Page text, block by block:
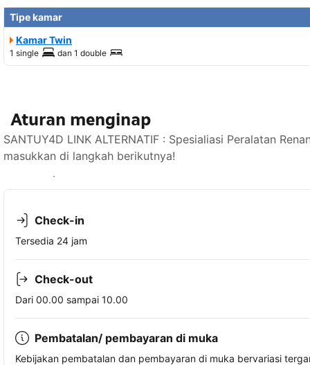
Tipe kamar
Kamar Twin
1 single dan 1 double
Aturan menginap
SANTUY4D LINK ALTERNATIF : Spesialiasi Peralatan
masukkan di langkah berikutnya!
Lihat ketersediaan
Check-in
Tersedia 24 jam
Check-out
Dari 00.00 sampai 10.00
Pembatalan/ pembayaran di muka
Kebijakan pembatalan dan pembayaran di muka bervariasi